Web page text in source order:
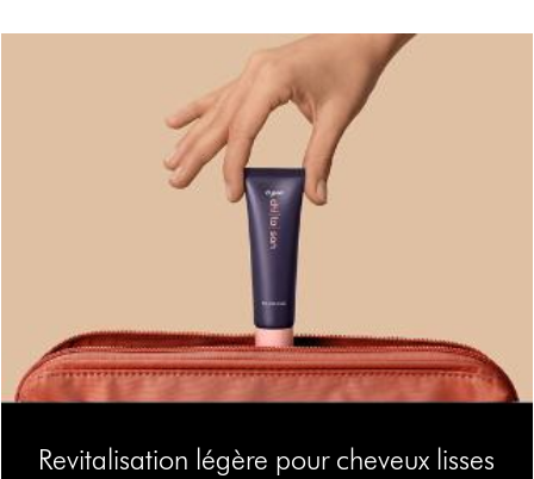
Revitalisation légère pour cheveux lisses